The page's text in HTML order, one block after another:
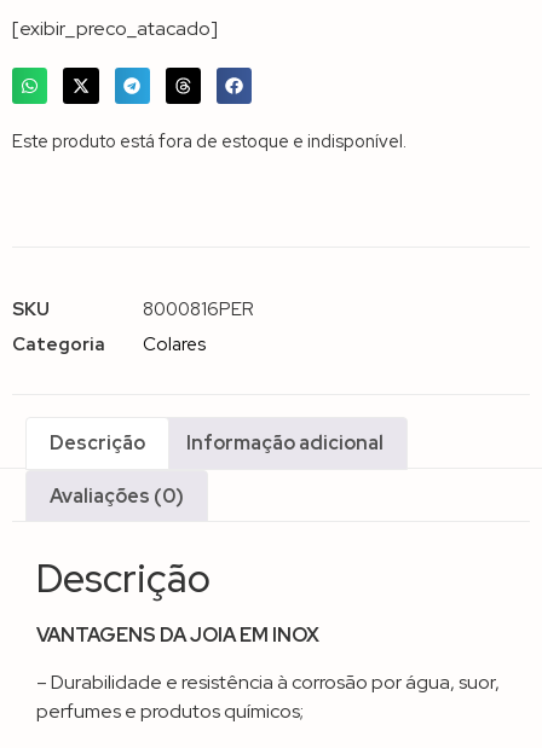
[exibir_preco_atacado]
Este produto está fora de estoque e indisponível.
SKU
8000816PER
Categoria
Colares
Descrição Informação adicional
Avaliações (0)
Descrição
VANTAGENS DA JOIA EM INOX
– Durabilidade e resistência à corrosão por água, suor,
perfumes e produtos químicos;